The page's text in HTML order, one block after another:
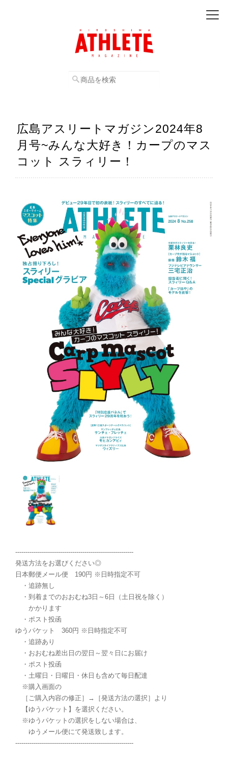
広島アスリートマガジン2024年8
月号~みんな大好き！カープのマス
コット スラィリー！
----------------------------------------------------------
発送方法をお選びください◎
日本郵便メール便 190円 ※日時指定不可
・追跡無し
・到着までのおおむね3日～6日（土日祝を除く）
かかります
・ポスト投函
ゆうパケット 360円 ※日時指定不可
・追跡あり
・おおむね差出日の翌日～翌々日にお届け
・ポスト投函
・土曜日・日曜日・休日も含めて毎日配達
※購入画面の
［ご購入内容の修正］→［発送方法の選択］より
【ゆうパケット】を選択ください。
※ゆうパケットの選択をしない場合は、
ゆうメール便にて発送致します。
----------------------------------------------------------